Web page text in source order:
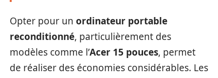
Opter pour un ordinateur portable
reconditionné, particulièrement des
modèles comme l’Acer 15 pouces, permet
de réaliser des économies considérables. Les